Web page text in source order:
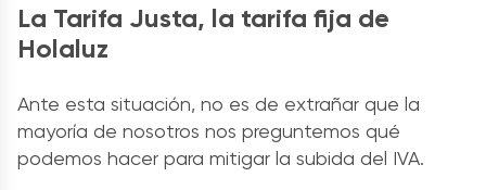
La Tarifa Justa, la tarifa fija de
Holaluz
Ante esta situación, no es de extrañar que la
mayoría de nosotros nos preguntemos qué
podemos hacer para mitigar la subida del IVA.